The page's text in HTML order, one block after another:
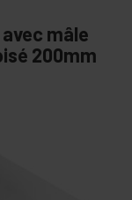
mâle
200mm